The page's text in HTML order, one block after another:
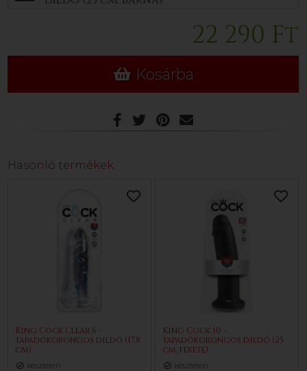
22 290 Ft
Kosárba
Hasonló termékek
King Cock Clear 6 -
tapadókorongos dildó (17,8
cm)
készleten
King Cock 10 -
tapadókorongos dildó (25
cm, fekete)
készleten